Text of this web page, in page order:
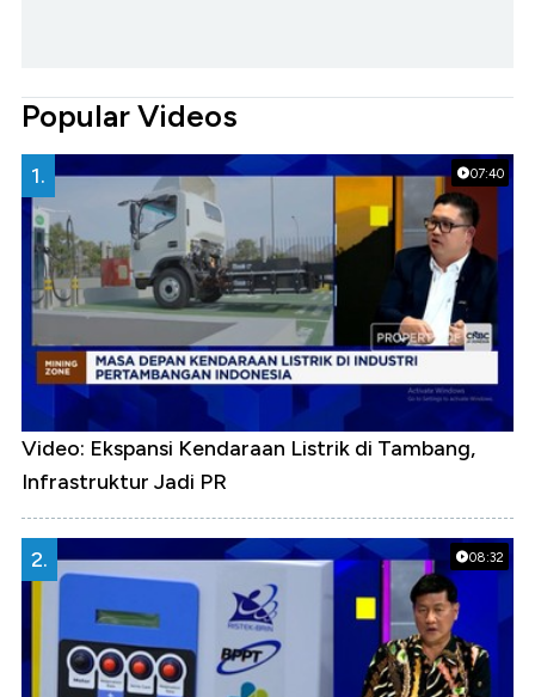
Popular Videos
07:40
1.
Video: Ekspansi Kendaraan Listrik di Tambang,
Infrastruktur Jadi PR
08:32
2.